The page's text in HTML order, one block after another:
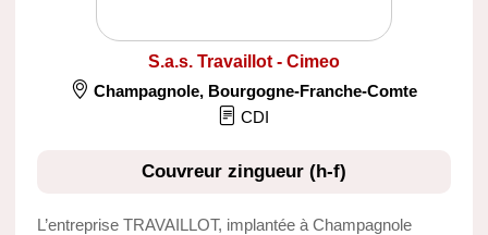
S.a.s. Travaillot - Cimeo
Champagnole, Bourgogne-Franche-Comte
CDI
Couvreur zingueur (h-f)
L’entreprise TRAVAILLOT, implantée à Champagnole